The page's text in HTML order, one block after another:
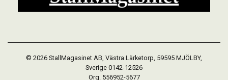
© 2026 StallMagasinet AB, Västra Lärketorp, 59595 MJÖLBY,
Sverige 0142-12526
Org. 556952-5677